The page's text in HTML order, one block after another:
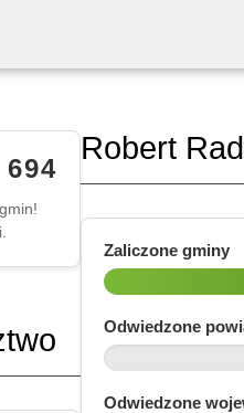
694
Robert
Zaliczone gminy
Odwiedzone
Odwiedzone